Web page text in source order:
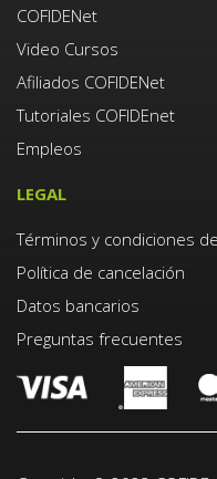
COFIDENet
Video Cursos
Afiliados COFIDENet
Tutoriales COFIDEnet
Empleos
LEGAL
Términos y condiciones
Política de cancelación
Datos bancarios
Preguntas frecuentes